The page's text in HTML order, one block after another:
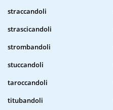
straccandoli
strascicandoli
strombandoli
stuccandoli
taroccandoli
titubandoli